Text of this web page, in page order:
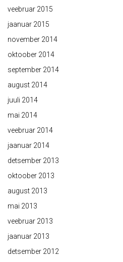
veebruar 2015
jaanuar 2015
november 2014
oktoober 2014
september 2014
august 2014
juuli 2014
mai 2014
veebruar 2014
jaanuar 2014
detsember 2013
oktoober 2013
august 2013
mai 2013
veebruar 2013
jaanuar 2013
detsember 2012